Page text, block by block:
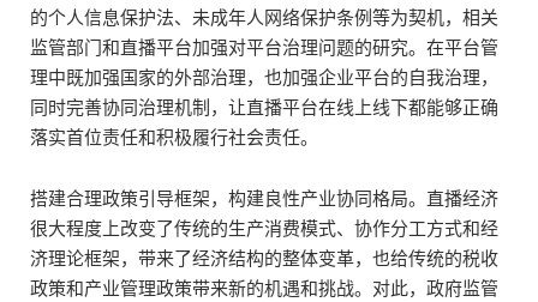
的个人信息保护法、未成年人网络保护条例等为契机，相关
监管部门和直播平台加强对平台治理问题的研究。在平台管
理中既加强国家的外部治理，也加强企业平台的自我治理，
同时完善协同治理机制，让直播平台在线上线下都能够正确
落实首位责任和积极履行社会责任。
搭建合理政策引导框架，构建良性产业协同格局。直播经济
很大程度上改变了传统的生产消费模式、协作分工方式和经
济理论框架，带来了经济结构的整体变革，也给传统的税收
政策和产业管理政策带来新的机遇和挑战。对此，政府监管